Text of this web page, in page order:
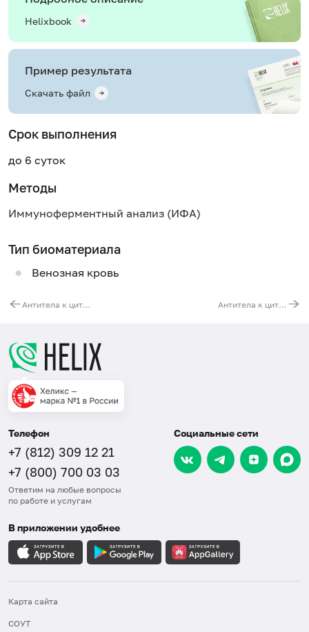
Helixbook
Пример результата
Скачать файл
Срок выполнения
до 6 суток
Методы
Иммуноферментный анализ (ИФА)
Тип биоматериала
Венозная кровь
Антитела к цитоплазматическому антигену SS-A(RO) (анти-Ro/SS-A) Антитела к цитоплазматическому антигену SS-B(La) (Анти-La/SS-B)
Телефон
+7 (812) 309 12 21
+7 (800) 700 03 03
Ответим на любые вопросы
по работе и услугам
Социальные сети
В приложении удобнее
Карта сайта
СОУТ